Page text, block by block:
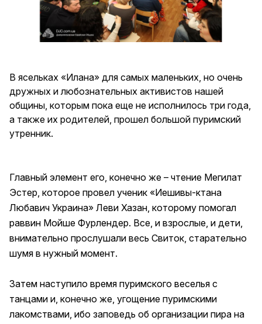
В ясельках «Илана» для самых маленьких, но очень
дружных и любознательных активистов нашей
общины, которым пока еще не исполнилось три года,
а также их родителей, прошел большой пуримский
утренник.
Главный элемент его, конечно же – чтение Мегилат
Эстер, которое провел ученик «Иешивы-ктана
Любавич Украина» Леви Хазан, которому помогал
раввин Мойше Фурлендер. Все, и взрослые, и дети,
внимательно прослушали весь Свиток, старательно
шумя в нужный момент.
Затем наступило время пуримского веселья с
танцами и, конечно же, угощение пуримскими
лакомствами, ибо заповедь об организации пира на